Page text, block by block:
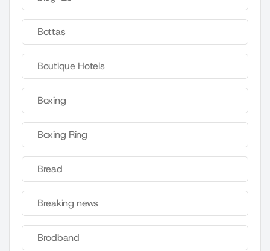
Bottas
Boutique Hotels
Boxing
Boxing Ring
Bread
Breaking news
Brodband